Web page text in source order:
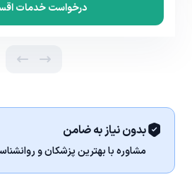
درخواست خدمات
بدون نیاز به ضامن
مشاوره با بهترین پزشکان و